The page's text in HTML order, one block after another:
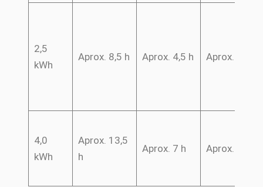
2,5
kWh
Aprox. 8,5 h Aprox. 4,5 h Aprox. 3,5 h
4,0
kWh
Aprox. 13,5
h
Aprox. 7 h Aprox. 5 h